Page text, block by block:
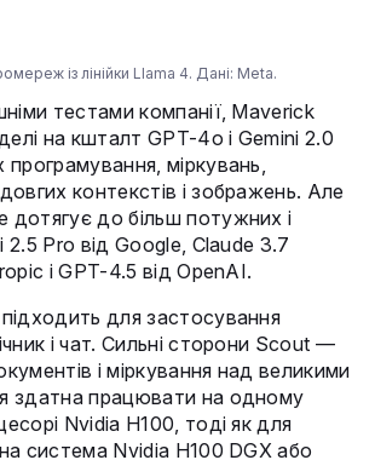
із лінійки Llama 4. Дані: Meta.
тестами компанії, Maverick
на кшталт GPT-4o і Gemini 2.0
міркувань,
контекстів і зображень. Але
дотягує до більш потужних і
2.5 Pro від Google, Claude 3.7
і GPT-4.5 від OpenAI.
для застосування
і чат. Сильні сторони Scout —
і міркування над великими
здатна працювати на одному
Nvidia H100, тоді як для
система Nvidia H100 DGX або